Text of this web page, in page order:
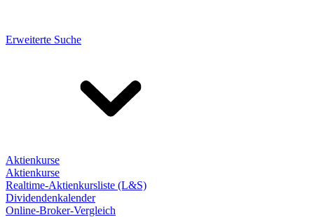
Erweiterte Suche
Aktienkurse
Aktienkurse
Realtime-Aktienkursliste (L&S)
Dividendenkalender
Online-Broker-Vergleich